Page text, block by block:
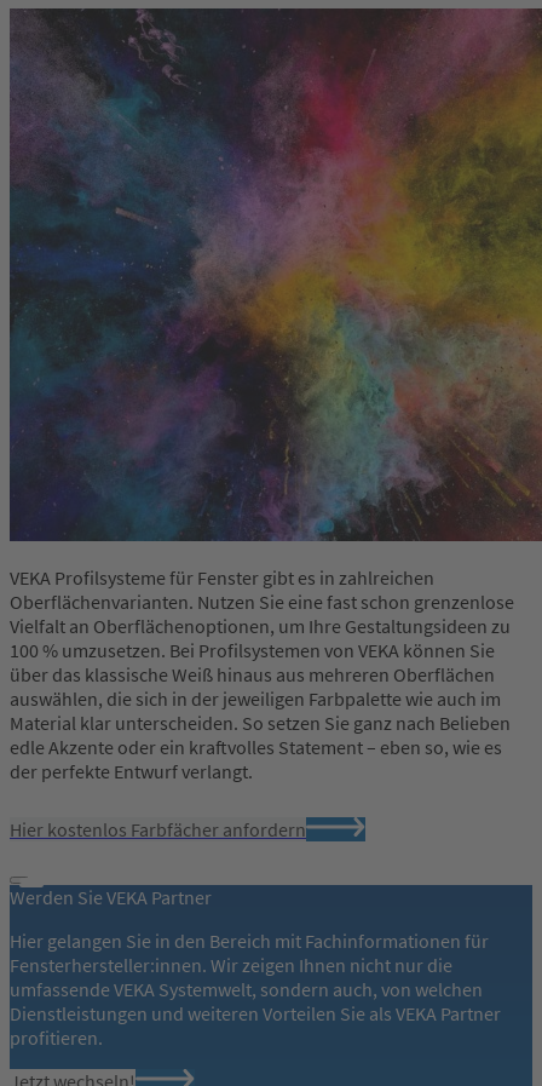
VEKA Profilsysteme für Fenster gibt es in zahlreichen
Oberflächenvarianten. Nutzen Sie eine fast schon grenzenlose
Vielfalt an Oberflächenoptionen, um Ihre Gestaltungsideen zu
100 % umzusetzen. Bei Profilsystemen von VEKA können Sie
über das klassische Weiß hinaus aus mehreren Oberflächen
auswählen, die sich in der jeweiligen Farbpalette wie auch im
Material klar unterscheiden. So setzen Sie ganz nach Belieben
edle Akzente oder ein kraftvolles Statement – eben so, wie es
der perfekte Entwurf verlangt.
Hier kostenlos Farbfächer anfordern
Werden Sie VEKA Partner
Hier gelangen Sie in den Bereich mit Fachinformationen für
Fensterhersteller:innen. Wir zeigen Ihnen nicht nur die
umfassende VEKA Systemwelt, sondern auch, von welchen
Dienstleistungen und weiteren Vorteilen Sie als VEKA Partner
profitieren.